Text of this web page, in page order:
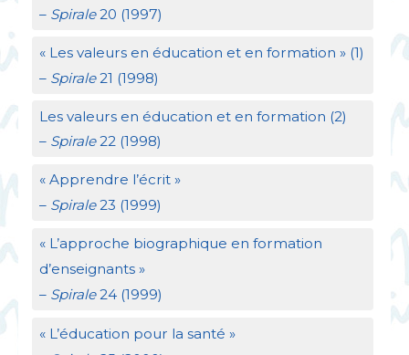
– Spirale20 (1997)
« Les valeurs en éducation et en formation » (1)
– Spirale21 (1998)
Les valeurs en éducation et en formation (2)
–Spirale22 (1998)
« Apprendre l’écrit »
– Spirale23 (1999)
« L’approche biographique en formation
d’enseignants »
– Spirale24 (1999)
« L’éducation pour la santé »